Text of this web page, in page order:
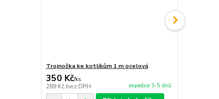
Trojnožka ke kotlíkům 1 m ocelová
350 Kč/ks
289 Kč bez DPH expedice 3-5 dnů